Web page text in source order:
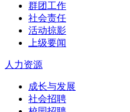
群团工作
社会责任
活动掠影
上级要闻
人力资源
成长与发展
社会招聘